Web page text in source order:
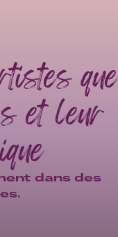
que
et leur
dans des